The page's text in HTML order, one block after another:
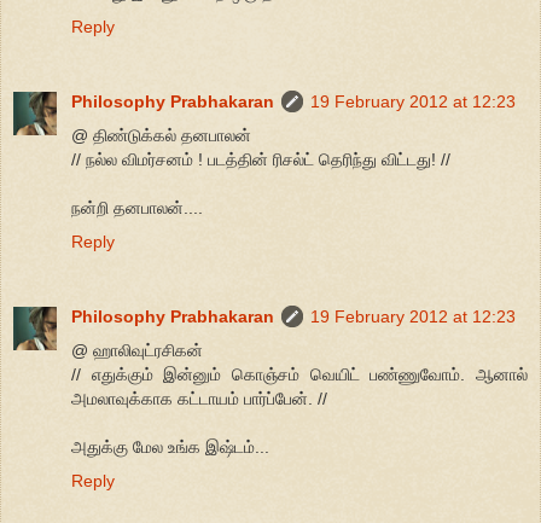
Reply
Philosophy Prabhakaran
19 February 2012 at 12:23
@ திண்டுக்கல் தனபாலன்
// நல்ல விமர்சனம் ! படத்தின் ரிசல்ட் தெரிந்து விட்டது! //
நன்றி தனபாலன்....
Reply
Philosophy Prabhakaran
19 February 2012 at 12:23
@ ஹாலிவுட்ரசிகன்
// எதுக்கும் இன்னும் கொஞ்சம் வெயிட் பண்ணுவோம். ஆனால்
அமலாவுக்காக கட்டாயம் பார்ப்பேன். //
அதுக்கு மேல உங்க இஷ்டம்...
Reply